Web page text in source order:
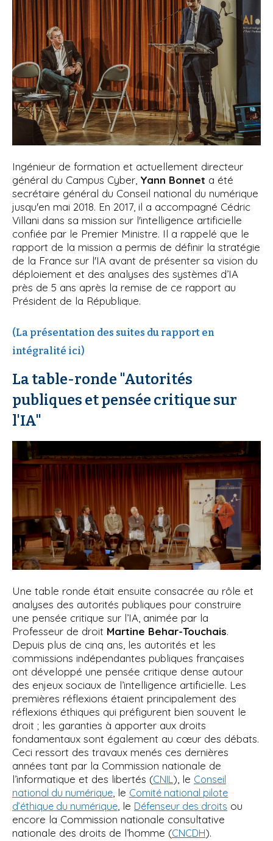
Ingénieur de formation et actuellement directeur
général du Campus Cyber, Yann Bonnet a été
secrétaire général du Conseil national du numérique
jusqu'en mai 2018. En 2017, il a accompagné Cédric
Villani dans sa mission sur l'intelligence artificielle
confiée par le Premier Ministre. Il a rappelé que le
rapport de la mission a permis de définir la stratégie
de la France sur l'IA avant de présenter sa vision du
déploiement et des analyses des systèmes d’IA
près de 5 ans après la remise de ce rapport au
Président de la République.
(La présentation des suites du rapport en
intégralité ici)
La table-ronde "Autorités
publiques et pensée critique sur
l'IA"
Une table ronde était ensuite consacrée au rôle et
analyses des autorités publiques pour construire
une pensée critique sur l’IA, animée par la
Professeur de droit Martine Behar-Touchais.
Depuis plus de cinq ans, les autorités et les
commissions indépendantes publiques françaises
ont développé une pensée critique dense autour
des enjeux sociaux de l’intelligence artificielle. Les
premières réflexions étaient principalement des
réflexions éthiques qui préfigurent bien souvent le
droit ; les garanties à apporter aux droits
fondamentaux sont également au cœur des débats.
Ceci ressort des travaux menés ces dernières
années tant par la Commission nationale de
l’informatique et des libertés (CNIL ), le Conseil
national du numérique , le Comité national pilote
d’éthique du numérique , le Défenseur des droits ou
encore la Commission nationale consultative
nationale des droits de l’homme (CNCDH).